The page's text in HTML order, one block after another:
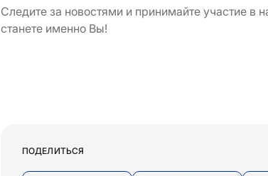
Следите за новостями и принимайте участие в
станете именно Вы!
ПОДЕЛИТЬСЯ